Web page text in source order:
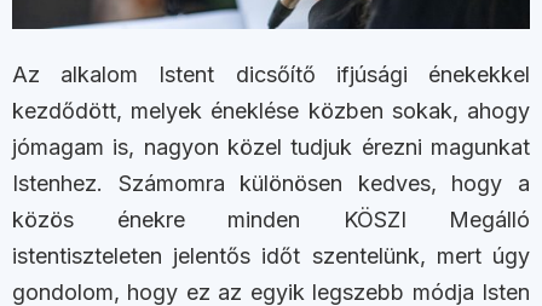
Az alkalom Istent dicsőítő ifjúsági énekekkel
kezdődött, melyek éneklése közben sokak, ahogy
jómagam is, nagyon közel tudjuk érezni magunkat
Istenhez. Számomra különösen kedves, hogy a
közös énekre minden KÖSZI Megálló
istentiszteleten jelentős időt szentelünk, mert úgy
gondolom, hogy ez az egyik legszebb módja Isten